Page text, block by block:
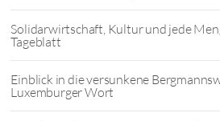
Solidarwirtschaft, Kultur und jede
Tageblatt
Einblick in die versunkene
Luxemburger Wort